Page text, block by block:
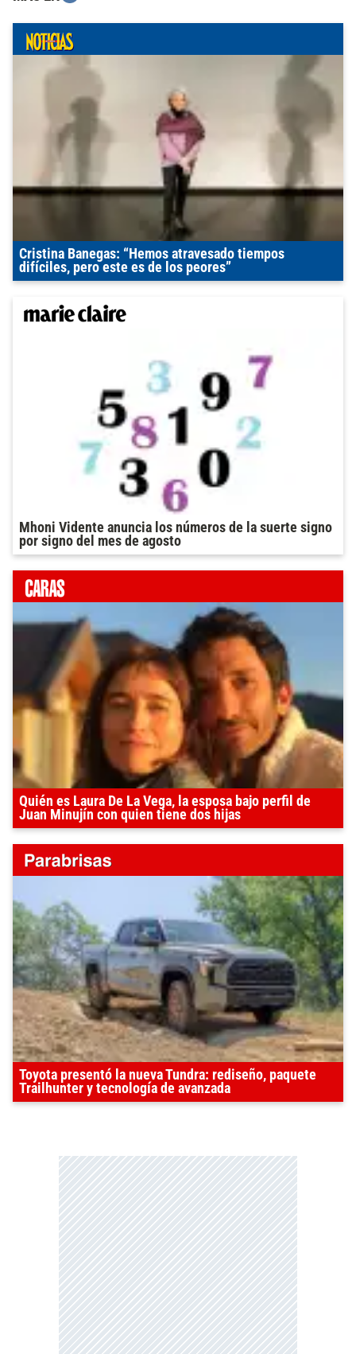
Cristina Banegas: “Hemos atravesado tiempos
difíciles, pero este es de los peores”
Mhoni Vidente anuncia los números de la suerte signo
por signo del mes de agosto
Quién es Laura De La Vega, la esposa bajo perfil de
Juan Minujín con quien tiene dos hijas
Toyota presentó la nueva Tundra: rediseño, paquete
Trailhunter y tecnología de avanzada